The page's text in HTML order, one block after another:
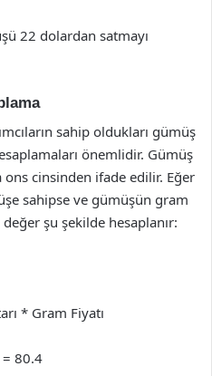
22 dolardan satmayı
sahip oldukları gümüş
önemlidir. Gümüş
cinsinden ifade edilir. Eğer
sahipse ve gümüşün gram
şu şekilde hesaplanır:
* Gram Fiyatı
80.4